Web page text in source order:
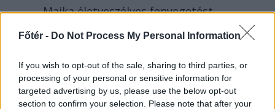
Főtér - Do Not Process My Personal Information
If you wish to opt-out of the sale, sharing to third parties, or
processing of your personal or sensitive information for
targeted advertising by us, please use the below opt-out
section to confirm your selection. Please note that after your
Majka életveszélyes fenyegetést
sepsiszentgyörgyi SIC Fesztre
szerdán a Facebook-oldalán jelentette
be.